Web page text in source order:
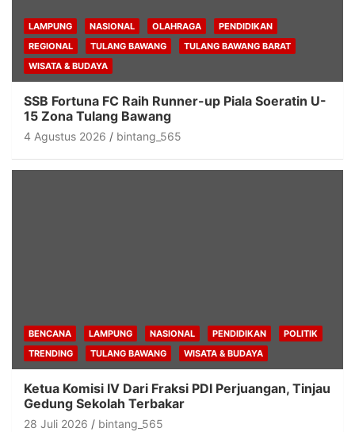
LAMPUNG NASIONAL OLAHRAGA
PENDIDIKAN
REGIONAL
TULANG BAWANG
TULANG BAWANG BARAT
WISATA & BUDAYA
SSB Fortuna FC Raih Runner-up Piala Soeratin U-
15 Zona Tulang Bawang
4 Agustus 2026 bintang_565
BENCANA LAMPUNG NASIONAL PENDIDIKAN
POLITIK
TRENDING
TULANG BAWANG WISATA & BUDAYA
Ketua Komisi IV Dari Fraksi PDI Perjuangan, Tinjau
Gedung Sekolah Terbakar
28 Juli 2026 bintang_565